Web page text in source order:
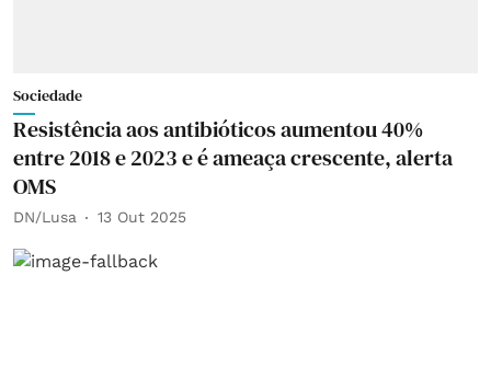
Sociedade
Resistência aos antibióticos aumentou 40%
entre 2018 e 2023 e é ameaça crescente, alerta
OMS
DN/Lusa 13 Out 2025